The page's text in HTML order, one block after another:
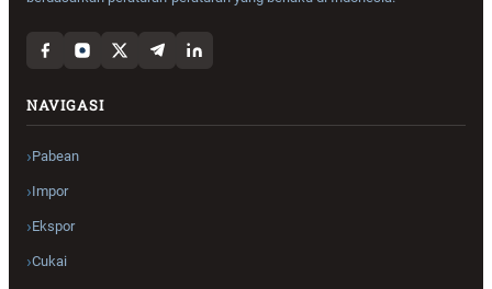
NAVIGASI
Pabean
Impor
Ekspor
Cukai